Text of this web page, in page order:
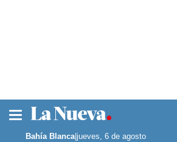
Noticias
La ciudad
Bahía Blanca|jueves, 6 de agosto